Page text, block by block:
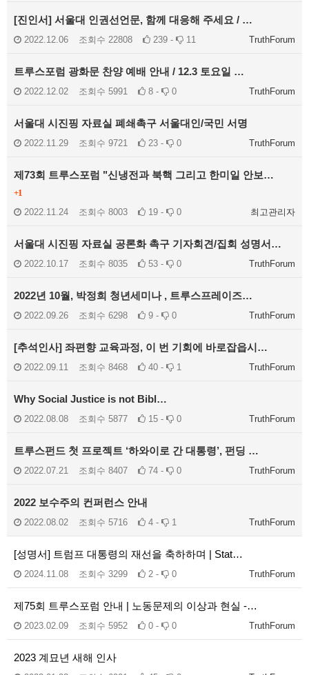
[진인서] 서울대 인권선언문, 함께 대응해 주세요 / …
TruthForum
2022.12.06 조회수 22808 239 - 11
트루스포럼 광화문 찬양 예배 안내 / 12.3 토요일 …
TruthForum
2022.12.02 조회수 5991 8 - 0
서울대 시진핑 자료실 폐쇄촉구 서울대인/국민 서명
TruthForum
2022.11.29 조회수 9721 23 - 0
제73회 트루스포럼 "신냉전과 북핵 그리고 한미일 안보…
+1
최고관리자
2022.11.24 조회수 8003 19 - 0
서울대 시진핑 자료실 공론화 촉구 기자회견/집회 성명서…
TruthForum
2022.10.17 조회수 8035 53 - 0
2022년 10월, 박정희 청년세미나 , 트루스프레이즈…
TruthForum
2022.09.26 조회수 6298 9 - 0
[추석인사] 좌편향 교육과정, 이 번 기회에 바로잡읍시…
TruthForum
2022.09.11 조회수 8468 40 - 1
Why Social Justice is not Bibl…
TruthForum
2022.08.08 조회수 5877 15 - 0
트루스펀드 첫 프로젝트 ‘하와이로 간 대통령’, 펀딩 …
TruthForum
2022.07.21 조회수 8407 74 - 0
2022 보수주의 컨퍼런스 안내
TruthForum
2022.08.02 조회수 5716 4 - 1
[성명서] 트럼프 대통령의 재선을 축하하며 | Stat…
TruthForum
2024.11.08 조회수 3299 2 - 0
제75회 트루스포럼 안내 | 노동문제의 이상과 현실 -…
TruthForum
2023.02.09 조회수 5952 0 - 0
2023 계묘년 새해 인사